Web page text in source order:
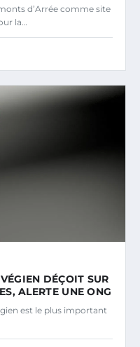
d’Arrée comme site
la…
DÉÇOIT SUR
ALERTE UNE ONG
est le plus important